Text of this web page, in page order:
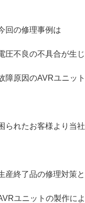
回の修理事例は
圧不良の不具合が生
障原因のAVRユニッ
られたお客様より当
産終了品の修理対策
ユニットの製作に